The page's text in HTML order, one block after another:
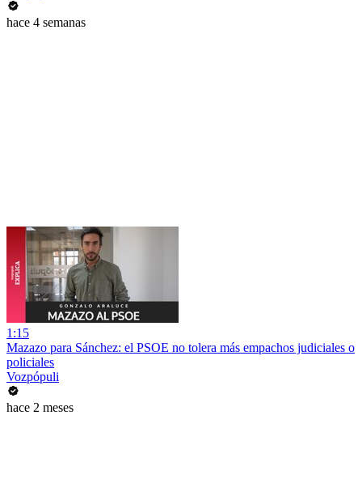
hace 4 semanas
1:15
Mazazo para Sánchez: el PSOE no tolera más empachos judiciales o
policiales
Vozpópuli
hace 2 meses